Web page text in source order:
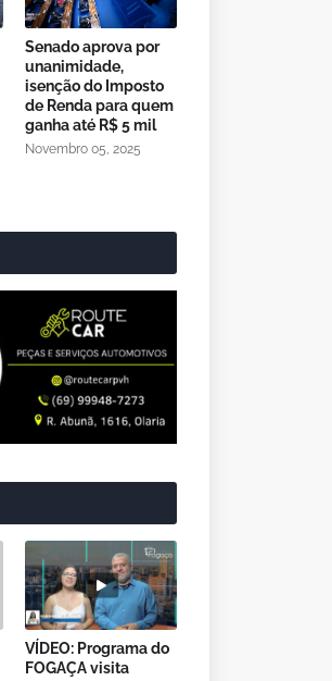
Senado aprova por
unanimidade,
isenção do Imposto
de Renda para quem
ganha até R$ 5 mil
Novembro 05, 2025
VÍDEO: Programa do
FOGAÇA visita